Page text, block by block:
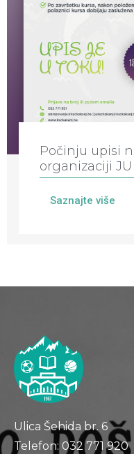
Počinju upisi
organizaciji JU
Saznajte više
Ulica Šehida br. 6
Telefon: 032 771 920